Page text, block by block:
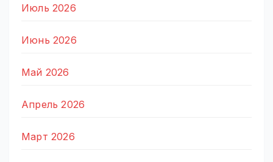
Июль 2026
Июнь 2026
Май 2026
Апрель 2026
Март 2026